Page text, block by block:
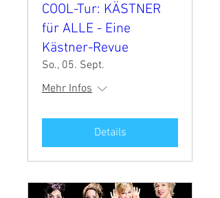
COOL-Tur: KÄSTNER
für ALLE - Eine
Kästner-Revue
So., 05. Sept.
Mehr Infos
Details